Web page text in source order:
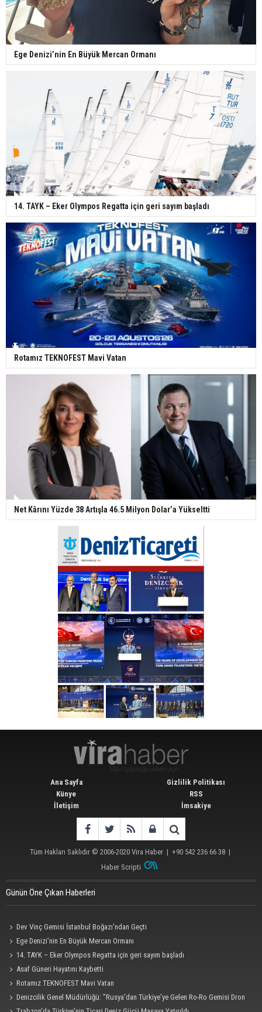
Ege Denizi’nin En Büyük Mercan Ormanı
14. TAYK – Eker Olympos Regatta için geri sayım başladı
Rotamız TEKNOFEST Mavi Vatan
Net Kârını Yüzde 38 Artışla 46.5 Milyon Dolar’a Yükseltti
Ana Sayfa
Künye
İletişim
Gizlilik Politikası
RSS
İmsakiye
Tüm Hakları Saklıdır © 2006-2020 Vira Haber | +90 542 236 66 38 |
Haber Scripti
Günün Öne Çıkan Haberleri
Dev Vinç Gemisi İstanbul Boğazı'ndan Geçti
Ege Denizi’nin En Büyük Mercan Ormanı
14. TAYK – Eker Olympos Regatta için geri sayım başladı
Asaf Güneri Hayatını Kaybetti
Rotamız TEKNOFEST Mavi Vatan
Denizcilik Genel Müdürlüğü: "Rusya'dan Türkiye'ye Gelen Ro-Ro Gemisi Dron